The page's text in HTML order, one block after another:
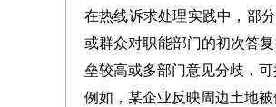
在热线诉求处理实践中，部
或群众对职能部门的初次答
垒较高或多部门意见分歧，
例如，某企业反映周边土地